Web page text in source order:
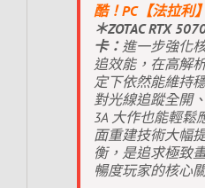
酷！PC【法拉利
＊ZOTAC RTX
卡： 進一步強化
追效能，在高解
定下依然能維持
對光線追蹤全開
3A 大作也能輕鬆
面重建技術大幅
衡，是追求極致
暢度玩家的核心